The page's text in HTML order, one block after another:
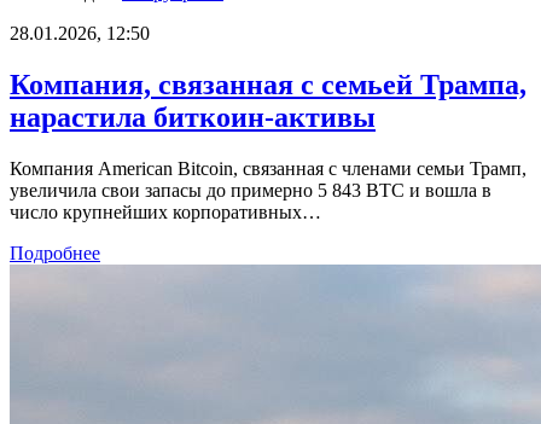
28.01.2026, 12:50
Компания, связанная с семьей Трампа,
нарастила биткоин-активы
Компания American Bitcoin, связанная с членами семьи Трамп,
увеличила свои запасы до примерно 5 843 BTC и вошла в
число крупнейших корпоративных…
Подробнее